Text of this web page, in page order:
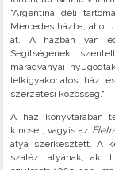
"Argentína déli
Mercedes házba, ahol
át. A házban van
Segítségének
maradványai
lelkigyakorlatos ház
szerzetesi közösség."
A ház könyvtárában
kincset, vagyis az
atya szerkesztett. A
szalézi atyának, aki